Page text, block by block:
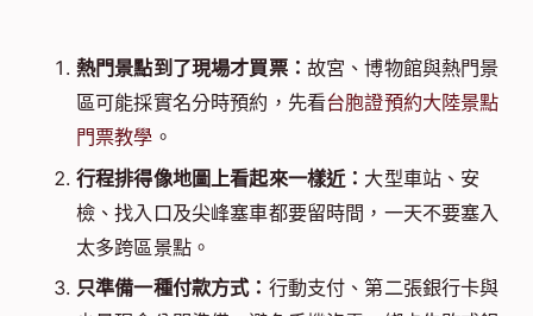
熱門景點到了現場才買票： 故宮、博物館與熱門景
區可能採實名分時預約，先看台胞證預約大陸景點
門票教學 。
行程排得像地圖上看起來一樣近： 大型車站、安
檢、找入口及尖峰塞車都要留時間，一天不要塞入
太多跨區景點。
只準備一種付款方式： 行動支付、第二張銀行卡與